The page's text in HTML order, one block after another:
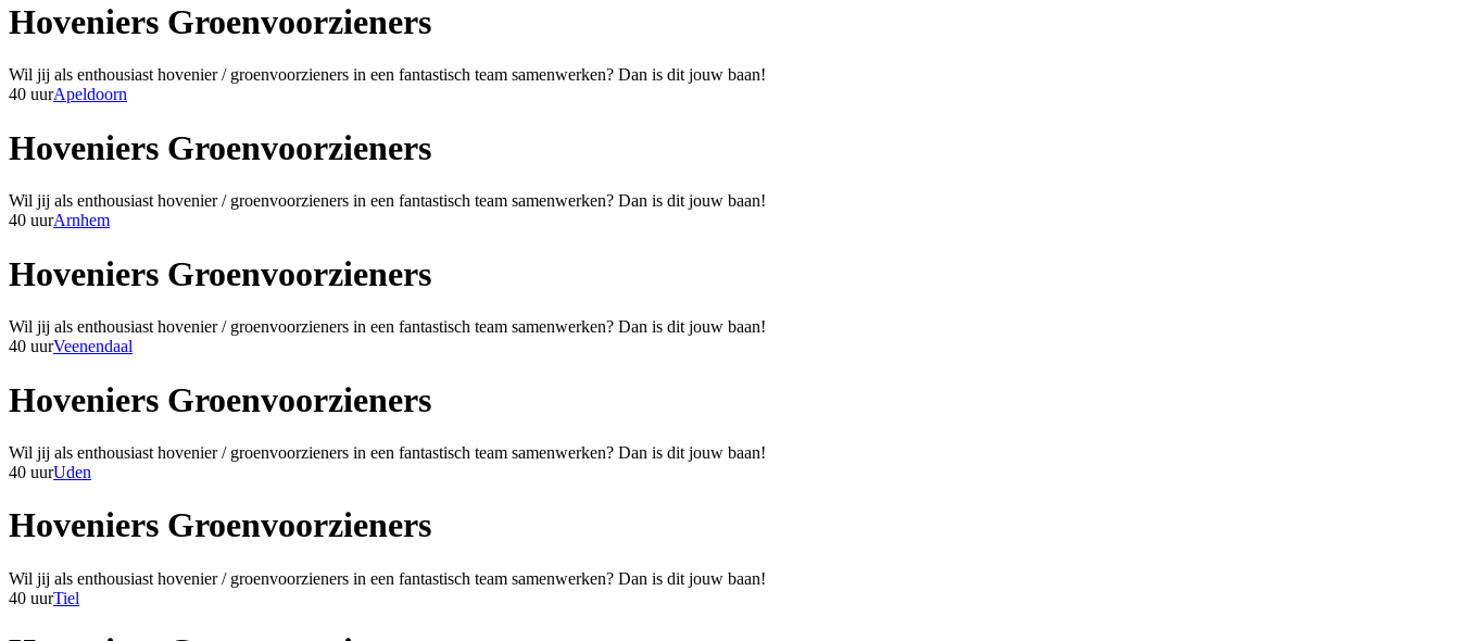
Hoveniers Groenvoorzieners
Wil jij als enthousiast hovenier / groenvoorzieners in een fantastisch team samenwerken? Dan is dit jouw baan!
40 uurApeldoorn
Hoveniers Groenvoorzieners
Wil jij als enthousiast hovenier / groenvoorzieners in een fantastisch team samenwerken? Dan is dit jouw baan!
40 uurArnhem
Hoveniers Groenvoorzieners
Wil jij als enthousiast hovenier / groenvoorzieners in een fantastisch team samenwerken? Dan is dit jouw baan!
40 uurVeenendaal
Hoveniers Groenvoorzieners
Wil jij als enthousiast hovenier / groenvoorzieners in een fantastisch team samenwerken? Dan is dit jouw baan!
40 uurUden
Hoveniers Groenvoorzieners
Wil jij als enthousiast hovenier / groenvoorzieners in een fantastisch team samenwerken? Dan is dit jouw baan!
40 uurTiel